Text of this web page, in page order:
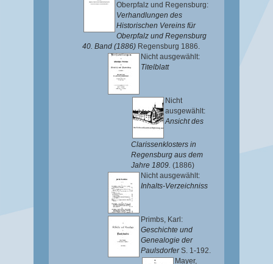
Oberpfalz und Regensburg:
Verhandlungen des
Historischen Vereins für
Oberpfalz und Regensburg
40. Band (1886) Regensburg 1886.
Nicht ausgewählt:
Titelblatt
Nicht
ausgewählt:
Ansicht des
Clarissenklosters in
Regensburg aus dem
Jahre 1809. (1886)
Nicht ausgewählt:
Inhalts-Verzeichniss
Primbs, Karl :
Geschichte und
Genealogie der
PaulsdorferS. 1-192.
Mayer,